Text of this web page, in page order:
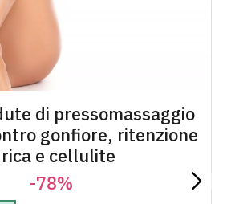
di pressomassaggio
gonfiore, ritenzione
e cellulite
-78%